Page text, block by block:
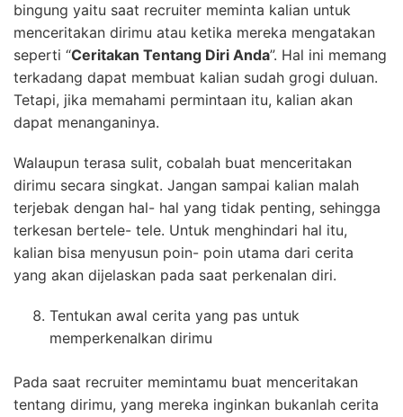
bingung yaitu saat recruiter meminta kalian untuk
menceritakan dirimu atau ketika mereka mengatakan
seperti “Ceritakan Tentang Diri Anda”. Hal ini memang
terkadang dapat membuat kalian sudah grogi duluan.
Tetapi, jika memahami permintaan itu, kalian akan
dapat menanganinya.
Walaupun terasa sulit, cobalah buat menceritakan
dirimu secara singkat. Jangan sampai kalian malah
terjebak dengan hal- hal yang tidak penting, sehingga
terkesan bertele- tele. Untuk menghindari hal itu,
kalian bisa menyusun poin- poin utama dari cerita
yang akan dijelaskan pada saat perkenalan diri.
Tentukan awal cerita yang pas untuk
memperkenalkan dirimu
Pada saat recruiter memintamu buat menceritakan
tentang dirimu, yang mereka inginkan bukanlah cerita